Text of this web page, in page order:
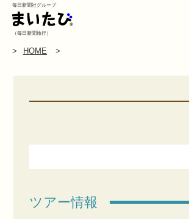
毎日新聞社グループ
（毎日新聞旅行）
HOME
ツアー情報